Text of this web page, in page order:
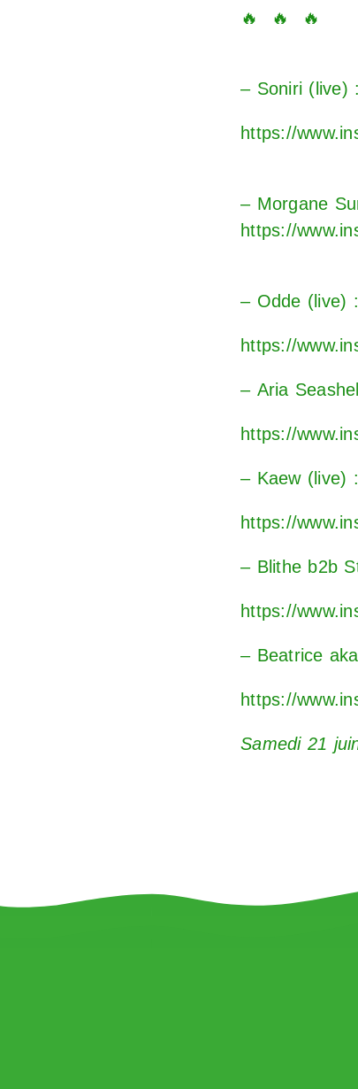
🔥 🔥 🔥
– Soniri (live)
https://
– Morgane
https://
– Odde (live)
https://
– Aria
https://
– Kaew (live)
https://
– Blithe b2b
https://
– Beatrice
https://
Samedi 21